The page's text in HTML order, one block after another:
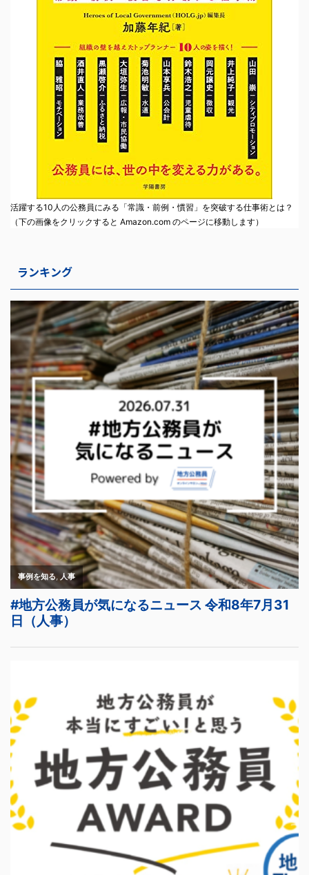
活躍する10人の公務員にみる「常識・前例・慣習」を突破する仕事術とは？
（下の画像をクリックすると Amazon.com のページに移動します）
ランキング